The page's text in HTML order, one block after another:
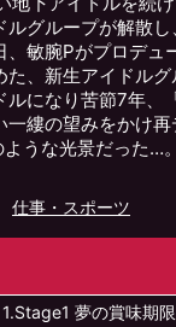
ルグループが解散
、敏腕Pがプロデュ
た、新生アイドル
ルになり苦節7年、
一縷の望みをかけ
ような光景だった…
仕事・スポーツ
1.Stage1 夢の賞味期限